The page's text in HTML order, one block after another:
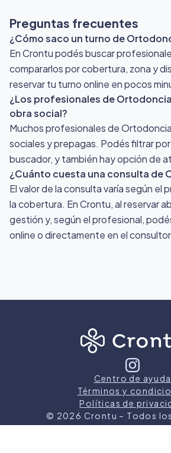
Preguntas frecuentes
¿Cómo saco un turno de
En Crontu podés buscar
compararlos por cobertura, zona y
reservar tu turno online en pocos
¿Los profesionales de
obra social?
Muchos profesionales de
sociales y prepagas. Podés filtrar
buscador, y también hay opción de
¿Cuánto cuesta una consulta de
El valor de la consulta varía según el
la cobertura. En Crontu, al reservar
gestión y, según el profesional,
online o directamente en el
Centro de ayuda
Términos y
Políticas de
© 2026 Crontu – Todos
reservados